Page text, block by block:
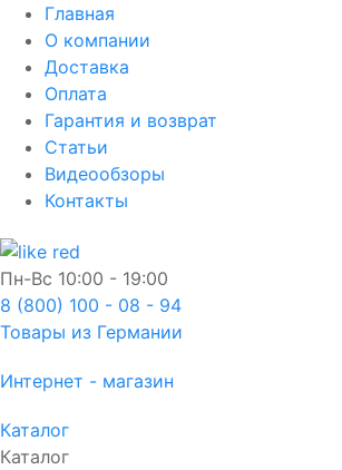
Главная
О компании
Доставка
Оплата
Гарантия и возврат
Статьи
Видеообзоры
Контакты
Пн-Вс 10:00 - 19:00
8 (800) 100 - 08 - 94
Товары из Германии
Интернет - магазин
Каталог
Каталог